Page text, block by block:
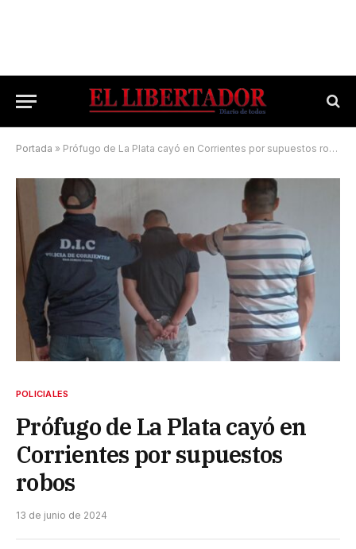
Portada » Prófugo de La Plata cayó en Corrientes por supuestos robos
POLICIALES
Prófugo de La Plata cayó en
Corrientes por supuestos
robos
13 de junio de 2024